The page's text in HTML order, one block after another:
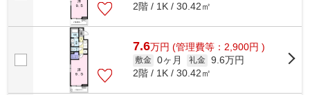
2階 / 1K / 30.42㎡
7.6万円 (管理費等：2,900円 )
敷金 0ヶ月 礼金 9.6万円
2階 / 1K / 30.42㎡